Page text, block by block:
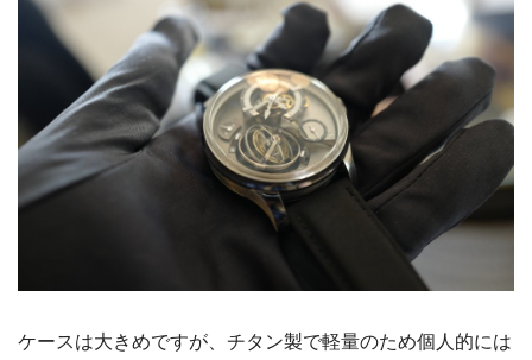
ケースは大きめですが、チタン製で軽量のため個人的には